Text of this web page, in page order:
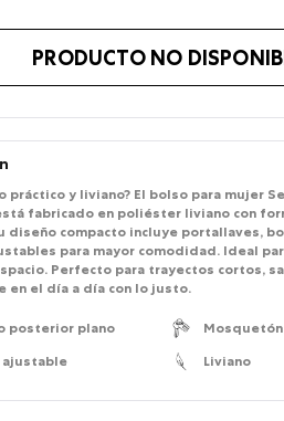
PRODUCTO NO
práctico y liviano? El bolso para mujer
fabricado en poliéster liviano con
diseño compacto incluye portallaves,
para mayor comodidad. Ideal
Perfecto para trayectos cortos,
en el día a día con lo justo.
posterior plano
ajustable
Liviano